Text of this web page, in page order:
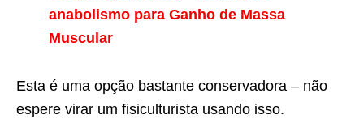
anabolismo para Ganho de Massa
Muscular
Esta é uma opção bastante conservadora – não
espere virar um fisiculturista usando isso.